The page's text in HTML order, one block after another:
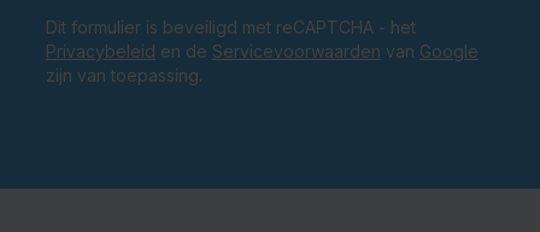
Dit formulier is beveiligd met reCAPTCHA - het
Privacybeleid en de Servicevoorwaarden van Google
zijn van toepassing.